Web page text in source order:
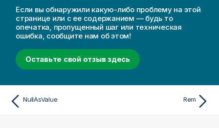
Если вы обнаружили какую-либо проблему на этой
странице или с ее содержанием — будь то
опечатка, пропущенный шаг или техническая
ошибка, сообщите нам об этом!
Оставьте свой отзыв здесь
NullAsValue Rem